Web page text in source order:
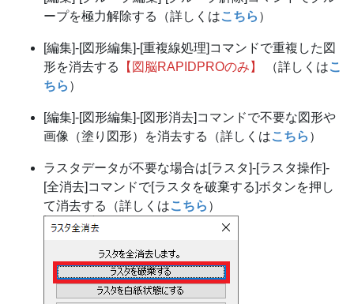
ープを極力解除する（詳しくはこちら ）
[編集]-[図形編集]-[重複線処理]コマンドで重複した図
形を消去する
【図脳RAPIDPROのみ】 （詳しくはこ
ちら ）
[編集]-[図形編集]-[図形消去]コマンドで不要な図形や
画像（塗り図形）を消去する（詳しくはこちら ）
ラスタデータが不要な場合は[ラスタ]-[ラスタ操作]-
[全消去]コマンドで[ラスタを破棄する]ボタンを押し
て消去する（詳しくはこちら ）